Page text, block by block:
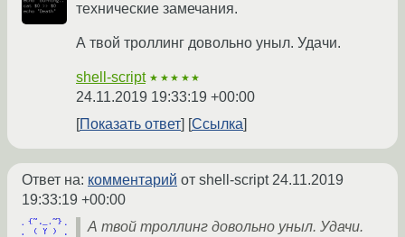
технические замечания.
А твой троллинг довольно уныл. Удачи.
shell-script ★★★★★
24.11.2019 19:33:19 +00:00
Показать ответ
Ссылка
Ответ на: комментарий от shell-script24.11.2019
19:33:19 +00:00
А твой троллинг довольно уныл. Удачи.